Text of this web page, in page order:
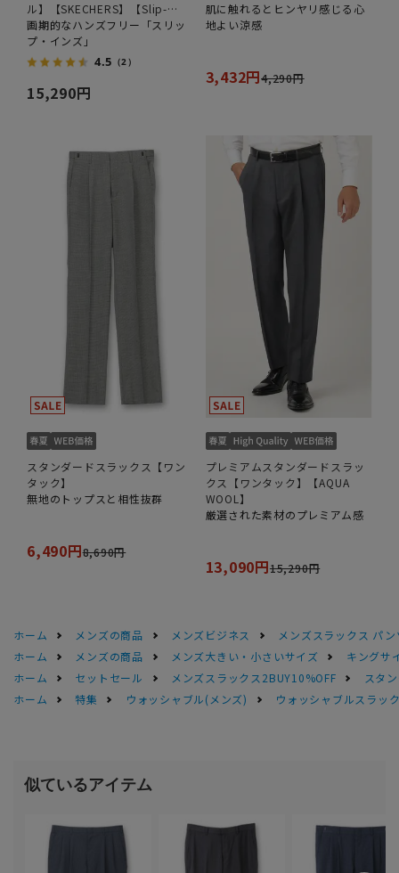
ル】【SKECHERS】【Slip-
ins】
画期的なハンズフリー「スリッ
プ・インズ」
4.5 （2）
15,290円
肌に触れるとヒンヤリ感じる心
地よい涼感
3,432円4,290円
スタンダードスラックス【ワン
タック】
無地のトップスと相性抜群
6,490円8,690円
プレミアムスタンダードスラッ
クス【ワンタック】【AQUA
WOOL】
厳選された素材のプレミアム感
13,090円15,290円
ホーム メンズの商品 メンズビジネス
メンズスラックス パン
ホーム
メンズの商品 メンズ大きい・小さいサイズ
キングサ
ホーム
セットセール メンズスラックス2BUY10%OFF
スタ
ホーム
特集 ウォッシャブル(メンズ) ウォッシャブルスラッ